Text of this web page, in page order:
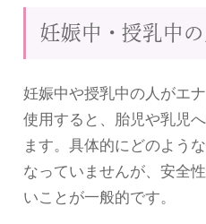
妊娠中・授乳中の
妊娠中や授乳中の人がエ
使用すると、胎児や乳児
ます。具体的にどのよう
なっていませんが、安全
いことが一般的です。